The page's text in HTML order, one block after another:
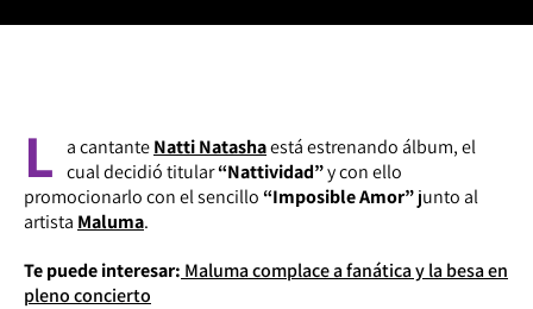
L a cantanteNatti Natashaestá estrenando álbum, el
cual decidió titular“Nattividad”y con ello
promocionarlo con el sencillo“Imposible Amor”junto al
artista Maluma.
Te puede interesar: Maluma complace a fanática y la besa en
pleno concierto